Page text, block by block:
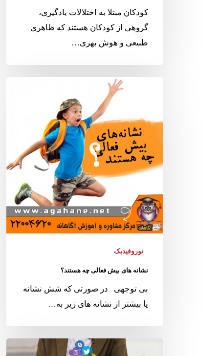
کودکان مبتلا به اختلالات یادگیری،
گروهی از کودکان هستند که ظاهری
طبیعی و هوش بهری…
نوروفیدبک
نشانه های بیش فعالی چه هستند؟
بی توجهی در صورتی که شش نشانه
یا بیشتر از نشانه های زیر به…